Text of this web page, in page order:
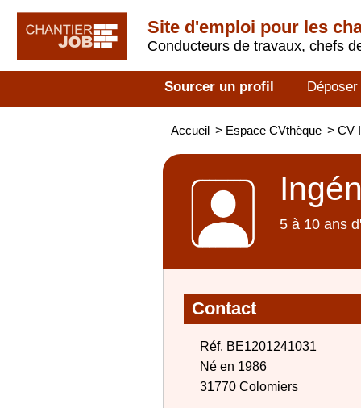
Site d'emploi pour les
Conducteurs de travaux, chefs
Sourcer un profil
Accueil > Espace CVthèque > CV
5 à 10 ans
Contact
Réf. BE1201241031
Né en 1986
31770 Colomiers